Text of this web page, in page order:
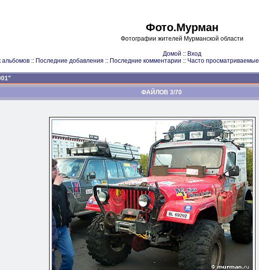
Фото.Мурман
Фотографии жителей Мурманской области
Домой :: Вход
альбомов:: Последние добавления :: Последние комментарии :: Часто просматриваемые
ФАЙЛОВ 3/70